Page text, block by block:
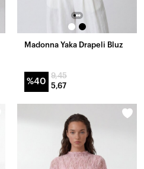
Madonna Yaka Drapeli Bluz
%40
9,45
5,67